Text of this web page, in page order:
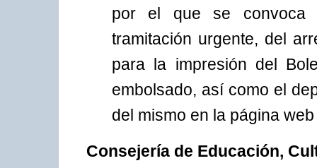
por el que se convoca
tramitación urgente, del
para la impresión del
embolsado, así como el
del mismo en la página
Consejería de Educación,